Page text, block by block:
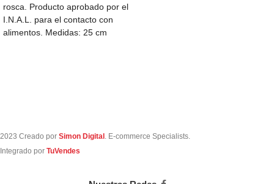
rosca. Producto aprobado por el
I.N.A.L. para el contacto con
alimentos. Medidas: 25 cm
2023 Creado por Simon Digital . E-commerce Specialists.
Integrado por TuVendes